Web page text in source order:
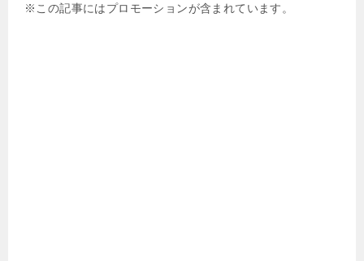
※この記事にはプロモーションが含まれています。